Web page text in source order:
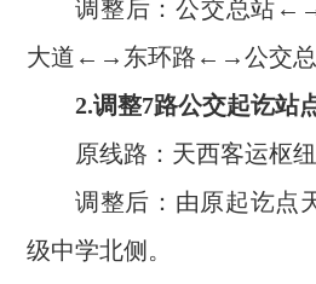
调整后：公交总站
大道←→东环路←→公交
2.调整7路公交起讫站
原线路：天西客运枢
调整后：由原起讫点
级中学北侧。